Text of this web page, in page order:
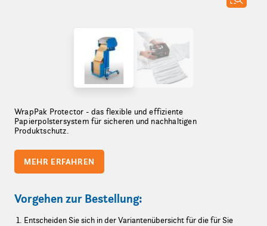
WrapPak Protector - das flexible und effiziente
Papierpolstersystem für sicheren und nachhaltigen
Produktschutz.
MEHR ERFAHREN
Vorgehen zur Bestellung:
Entscheiden Sie sich in der Variantenübersicht für die für Sie